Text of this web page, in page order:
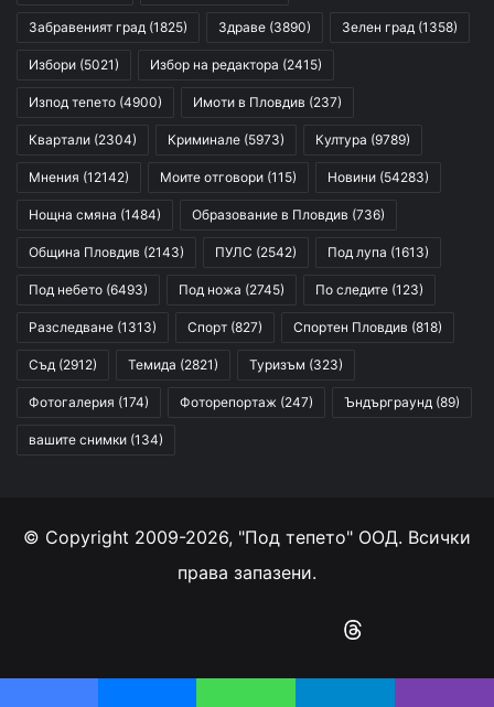
Забравеният град (1825) Здраве (3890) Зелен град (1358)
Избори (5021) Избор на редактора (2415)
Изпод тепето (4900) Имоти в Пловдив (237)
Квартали (2304) Криминале (5973) Култура (9789)
Мнения (12142) Моите отговори (115) Новини (54283)
Нощна смяна (1484) Образование в Пловдив (736)
Община Пловдив (2143) ПУЛС (2542) Под лупа (1613)
Под небето (6493) Под ножа (2745) По следите (123)
Разследване (1313) Спорт (827) Спортен Пловдив (818)
Съд (2912) Темида (2821) Туризъм (323)
Фотогалерия (174) Фоторепортаж (247) Ъндърграунд (89)
вашите снимки (134)
© Copyright 2009-2026, "Под тепето" ООД. Всички
права запазени.
Instagram
RSS